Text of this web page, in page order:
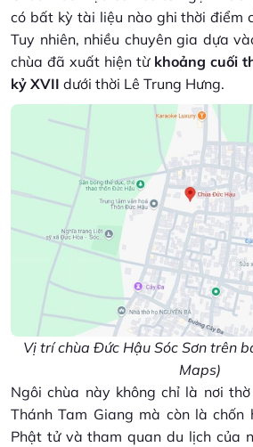
có bất kỳ tài liệu nào ghi thời điểm
Tuy nhiên, nhiều chuyên gia dựa
chùa đã xuất hiện từ khoảng cuối
kỷ XVII dưới thời Lê Trung Hưng.
Vị trí chùa Đức Hậu Sóc Sơn trên
Maps)
Ngôi chùa này không chỉ là nơi
Thánh Tam Giang mà còn là chốn
Phật tử và tham quan du lịch của